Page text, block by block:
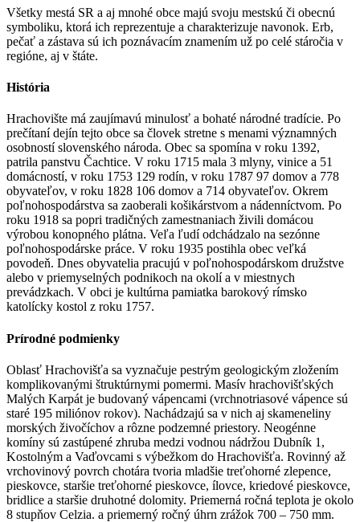
Všetky mestá SR a aj mnohé obce majú svoju mestskú či obecnú
symboliku, ktorá ich reprezentuje a charakterizuje navonok. Erb,
pečať a zástava sú ich poznávacím znamením už po celé stáročia v
regióne, aj v štáte.
História
Hrachovište má zaujímavú minulosť a bohaté národné tradície. Po
prečítaní dejín tejto obce sa človek stretne s menami významných
osobností slovenského národa. Obec sa spomína v roku 1392,
patrila panstvu Čachtice. V roku 1715 mala 3 mlyny, vinice a 51
domácností, v roku 1753 129 rodín, v roku 1787 97 domov a 778
obyvateľov, v roku 1828 106 domov a 714 obyvateľov. Okrem
poľnohospodárstva sa zaoberali košikárstvom a nádenníctvom. Po
roku 1918 sa popri tradičných zamestnaniach živili domácou
výrobou konopného plátna. Veľa ľudí odchádzalo na sezónne
poľnohospodárske práce. V roku 1935 postihla obec veľká
povodeň. Dnes obyvatelia pracujú v poľnohospodárskom družstve
alebo v priemyselných podnikoch na okolí a v miestnych
prevádzkach. V obci je kultúrna pamiatka barokový rímsko
katolícky kostol z roku 1757.
Prírodné podmienky
Oblasť Hrachovišťa sa vyznačuje pestrým geologickým zložením
komplikovanými štruktúrnymi pomermi. Masív hrachovišťských
Malých Karpát je budovaný vápencami (vrchnotriasové vápence sú
staré 195 miliónov rokov). Nachádzajú sa v nich aj skameneliny
morských živočíchov a rôzne podzemné priestory. Neogénne
komíny sú zastúpené zhruba medzi vodnou nádržou Dubník 1,
Kostolným a Vaďovcami s výbežkom do Hrachovišťa. Rovinný až
vrchovinový povrch chotára tvoria mladšie treťohorné zlepence,
pieskovce, staršie treťohorné pieskovce, ílovce, kriedové pieskovce,
bridlice a staršie druhotné dolomity. Priemerná ročná teplota je okolo
8 stupňov Celzia. a priemerný ročný úhrn zrážok 700 – 750 mm.